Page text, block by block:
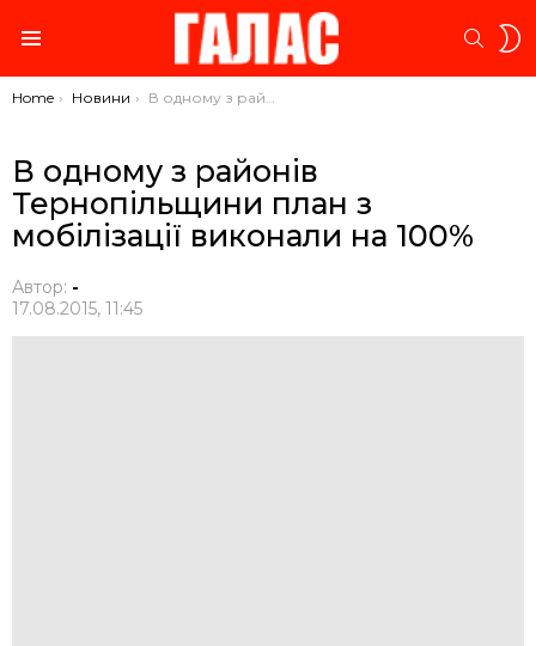
You are here:
Home Новини В одному з районів Тернопільщини план з мобілізації виконали на 100%
В одному з районів
Тернопільщини план з
мобілізації виконали на 100%
Автор: -
17.08.2015, 11:45